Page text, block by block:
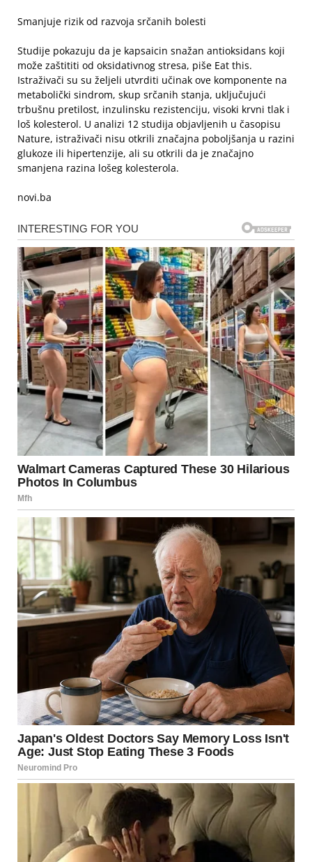
Smanjuje rizik od razvoja srčanih bolesti
Studije pokazuju da je kapsaicin snažan antioksidans koji
može zaštititi od oksidativnog stresa, piše Eat this.
Istraživači su su željeli utvrditi učinak ove komponente na
metabolički sindrom, skup srčanih stanja, uključujući
trbušnu pretilost, inzulinsku rezistenciju, visoki krvni tlak i
loš kolesterol. U analizi 12 studija objavljenih u časopisu
Nature, istraživači nisu otkrili značajna poboljšanja u razini
glukoze ili hipertenzije, ali su otkrili da je značajno
smanjena razina lošeg kolesterola.
novi.ba